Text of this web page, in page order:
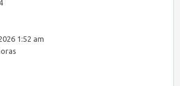
1:52 am